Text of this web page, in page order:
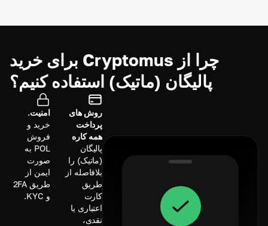
چرا از Cryptomus برای خرید
پالیگان (ماتیک) استفاده کنیم؟
روش های
پرداخت
همه کاره
پالیگان
(ماتیک) را
بلافاصله از
طریق
کارت
اعتباری یا
نقدی،
امنیت.
خرید و
فروش
POL به
صورت
ایمن از
طریق 2FA
و KYC.